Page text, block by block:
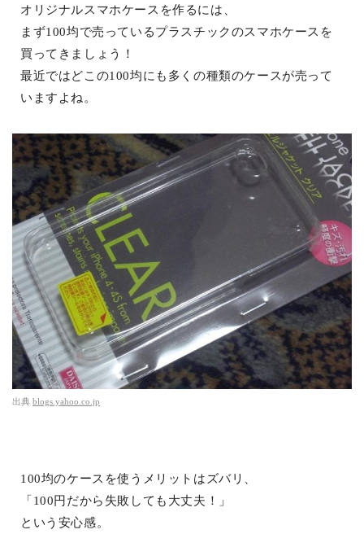
オリジナルスマホケースを作るには、
まず100均で売っているプラスチックのスマホケースを
買ってきましょう！
最近ではどこの100均にも多くの種類のケースが売って
いますよね。
出典 blogs.yahoo.co.jp
100均のケースを使うメリットはズバリ、
「100円だから失敗しても大丈夫！」
という安心感。